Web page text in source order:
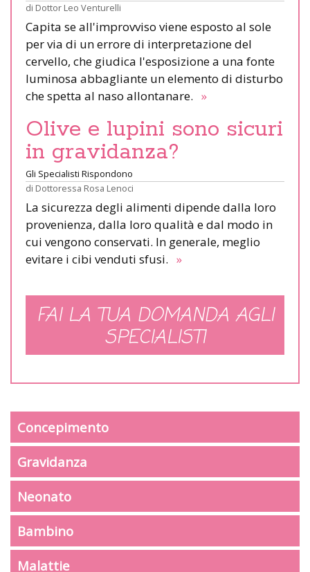
di Dottor Leo Venturelli
Capita se all'improvviso viene esposto al sole
per via di un errore di interpretazione del
cervello, che giudica l'esposizione a una fonte
luminosa abbagliante un elemento di disturbo
che spetta al naso allontanare. »
Olive e lupini sono sicuri
in gravidanza?
Gli Specialisti Rispondono
di Dottoressa Rosa Lenoci
La sicurezza degli alimenti dipende dalla loro
provenienza, dalla loro qualità e dal modo in
cui vengono conservati. In generale, meglio
evitare i cibi venduti sfusi. »
FAI LA TUA DOMANDA AGLI
SPECIALISTI
Concepimento
Gravidanza
Neonato
Bambino
Malattie